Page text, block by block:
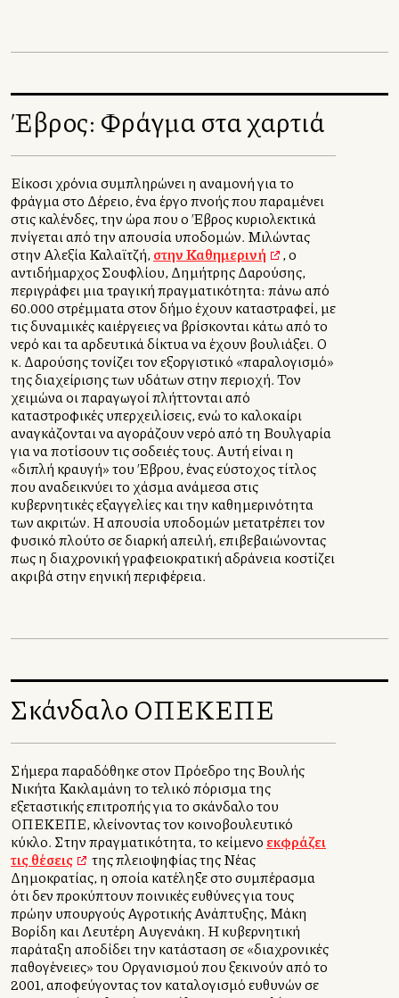
Έβρος: Φράγμα στα χαρτιά
Είκοσι χρόνια συμπληρώνει η αναμονή για το
φράγμα στο Δέρειο, ένα έργο πνοής που παραμένει
στις καλένδες, την ώρα που ο Έβρος κυριολεκτικά
πνίγεται από την απουσία υποδομών. Μιλώντας
στην Αλεξία Καλαϊτζή, στην Καθημερινή
, ο
αντιδήμαρχος Σουφλίου, Δημήτρης Δαρούσης,
περιγράφει μια τραγική πραγματικότητα: πάνω από
60.000 στρέμματα στον δήμο έχουν καταστραφεί, με
τις δυναμικές καλλιέργειες να βρίσκονται κάτω από το
νερό και τα αρδευτικά δίκτυα να έχουν βουλιάξει. Ο
κ. Δαρούσης τονίζει τον εξοργιστικό «παραλογισμό»
της διαχείρισης των υδάτων στην περιοχή. Τον
χειμώνα οι παραγωγοί πλήττονται από
καταστροφικές υπερχειλίσεις, ενώ το καλοκαίρι
αναγκάζονται να αγοράζουν νερό από τη Βουλγαρία
για να ποτίσουν τις σοδειές τους. Αυτή είναι η
«διπλή κραυγή» του Έβρου, ένας εύστοχος τίτλος
που αναδεικνύει το χάσμα ανάμεσα στις
κυβερνητικές εξαγγελίες και την καθημερινότητα
των ακριτών. Η απουσία υποδομών μετατρέπει τον
φυσικό πλούτο σε διαρκή απειλή, επιβεβαιώνοντας
πως η διαχρονική γραφειοκρατική αδράνεια κοστίζει
ακριβά στην ελληνική περιφέρεια.
Σκάνδαλο ΟΠΕΚΕΠΕ
Σήμερα παραδόθηκε στον Πρόεδρο της Βουλής
Νικήτα Κακλαμάνη το τελικό πόρισμα της
εξεταστικής επιτροπής για το σκάνδαλο του
ΟΠΕΚΕΠΕ, κλείνοντας τον κοινοβουλευτικό
κύκλο. Στην πραγματικότητα, το κείμενο εκφράζει
τις θέσεις
της πλειοψηφίας της Νέας
Δημοκρατίας, η οποία κατέληξε στο συμπέρασμα
ότι δεν προκύπτουν ποινικές ευθύνες για τους
πρώην υπουργούς Αγροτικής Ανάπτυξης, Μάκη
Βορίδη και Λευτέρη Αυγενάκη. Η κυβερνητική
παράταξη αποδίδει την κατάσταση σε «διαχρονικές
παθογένειες» του Οργανισμού που ξεκινούν από το
2001, αποφεύγοντας τον καταλογισμό ευθυνών σε